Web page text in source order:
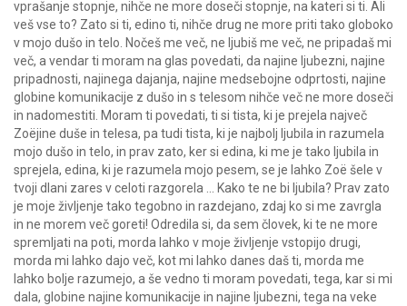
vprašanje stopnje, nihče ne more doseči stopnje, na kateri si ti. Ali
veš vse to? Zato si ti, edino ti, nihče drug ne more priti tako globoko
v mojo dušo in telo. Nočeš me več, ne ljubiš me več, ne pripadaš mi
več, a vendar ti moram na glas povedati, da najine ljubezni, najine
pripadnosti, najinega dajanja, najine medsebojne odprtosti, najine
globine komunikacije z dušo in s telesom nihče več ne more doseči
in nadomestiti. Moram ti povedati, ti si tista, ki je prejela največ
Zoëjine duše in telesa, pa tudi tista, ki je najbolj ljubila in razumela
mojo dušo in telo, in prav zato, ker si edina, ki me je tako ljubila in
sprejela, edina, ki je razumela mojo pesem, se je lahko Zoë šele v
tvoji dlani zares v celoti razgorela … Kako te ne bi ljubila? Prav zato
je moje življenje tako tegobno in razdejano, zdaj ko si me zavrgla
in ne morem več goreti! Odredila si, da sem človek, ki te ne more
spremljati na poti, morda lahko v moje življenje vstopijo drugi,
morda mi lahko dajo več, kot mi lahko danes daš ti, morda me
lahko bolje razumejo, a še vedno ti moram povedati, tega, kar si mi
dala, globine najine komunikacije in najine ljubezni, tega na veke